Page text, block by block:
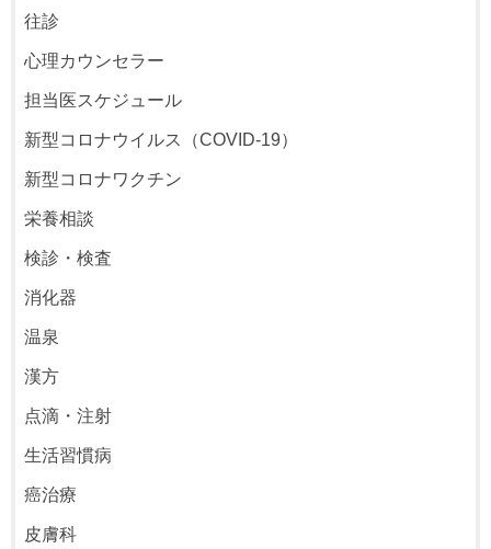
往診
心理カウンセラー
担当医スケジュール
新型コロナウイルス（COVID-19）
新型コロナワクチン
栄養相談
検診・検査
消化器
温泉
漢方
点滴・注射
生活習慣病
癌治療
皮膚科